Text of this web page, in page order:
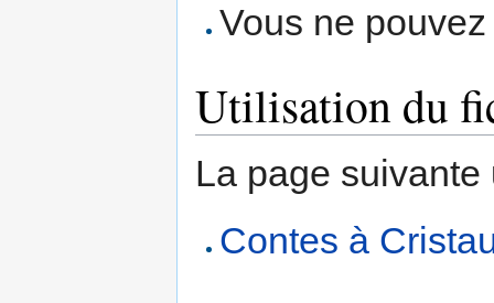
Vous ne
Utilisation du
La page
Contes à